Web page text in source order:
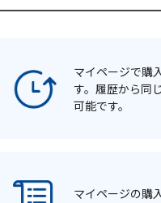
マイページで購
す。履歴から同
可能です。
マイページの購